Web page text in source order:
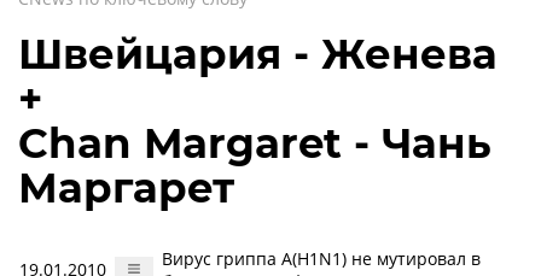
Швейцария - Женева
+
Chan Margaret - Чань
Маргарет
19.01.2010
Вирус гриппа А(H1N1) не мутировал в